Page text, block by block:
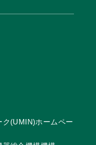
ク(UMIN)ホームペー